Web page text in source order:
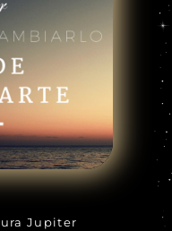
Jupiter